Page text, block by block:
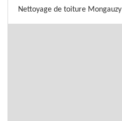
Nettoyage de toiture Mongauzy